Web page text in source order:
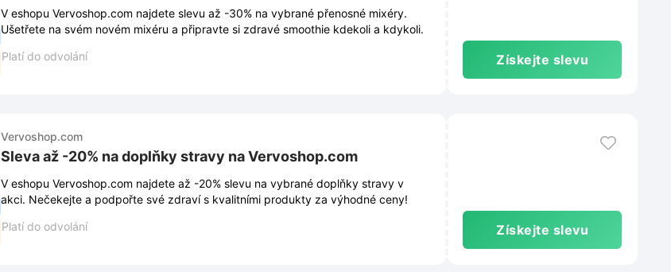
V eshopu Vervoshop.com najdete slevu až -30% na vybrané přenosné mixéry.
Ušetřete na svém novém mixéru a připravte si zdravé smoothie kdekoli a kdykoli.
Platí do odvolání
Získejte slevu
Vervoshop.com
Sleva až -20% na doplňky stravy na Vervoshop.com
V eshopu Vervoshop.com najdete až -20% slevu na vybrané doplňky stravy v
akci. Nečekejte a podpořte své zdraví s kvalitními produkty za výhodné ceny!
Platí do odvolání
Získejte slevu